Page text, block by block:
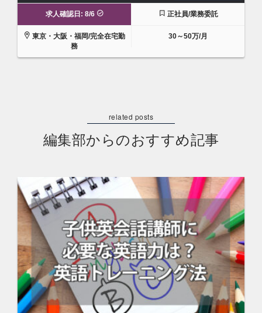
求人確認日: 8/6 正社員/業務委託
東京・大阪・福岡/完全在宅勤
務
30～50万/月
編集部からのおすすめ記事